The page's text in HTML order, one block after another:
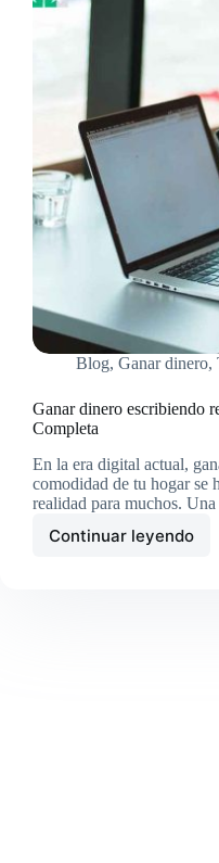
Blog, Ganar dinero,
Ganar dinero escribiendo
Completa
En la era digital actual,
comodidad de tu hogar se
realidad para muchos.
Continuar leyendo
Ganar